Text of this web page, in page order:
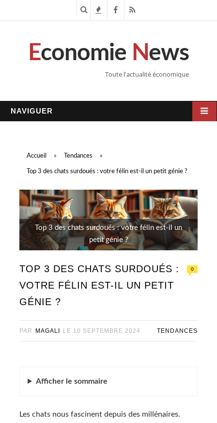
c n
s
F
c
R
S
Economie News
Toute l'actualité économique
NAVIGUER
Accueil » Tendances »
Top 3 des chats surdoués : votre félin est-il un petit génie ?
Top 3 des chats surdoués : votre félin est-il un
petit génie ?
TOP 3 DES CHATS SURDOUÉS :
VOTRE FÉLIN EST-IL UN PETIT
GÉNIE ?
0
PAR MAGALI LE 10 SEPTEMBRE 2024 TENDANCES
Afficher le sommaire
Les chats nous fascinent depuis des millénaires.